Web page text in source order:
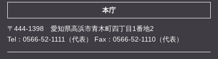
本庁
〒444-1398 愛知県高浜市青木町四丁目1番地2
Tel：0566-52-1111（代表）
Fax：0566-52-1110（代表）